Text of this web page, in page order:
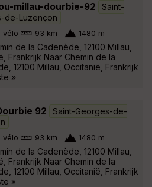
millau-dourbie-92
Saint-
de-Luzençon
vélo 93 km 1480 m
de la Cadenède, 12100 Millau,
Frankrijk Naar Chemin de la
12100 Millau, Occitanië, Frankrijk
»
92
Saint-Georges-de-
vélo 93 km 1480 m
de la Cadenède, 12100 Millau,
Frankrijk Naar Chemin de la
12100 Millau, Occitanië, Frankrijk
»